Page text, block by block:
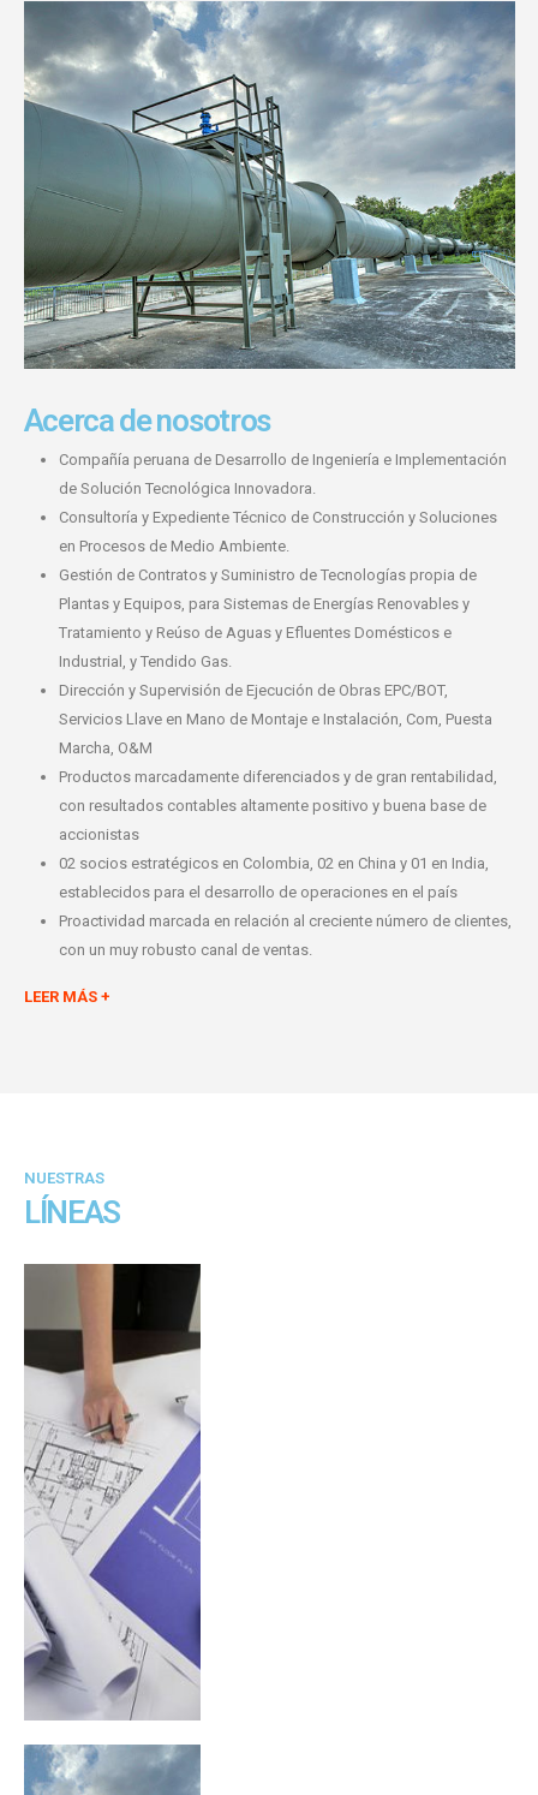
Acerca de nosotros
Compañía peruana de Desarrollo de Ingeniería e Implementación
de Solución Tecnológica Innovadora.
Consultoría y Expediente Técnico de Construcción y Soluciones
en Procesos de Medio Ambiente.
Gestión de Contratos y Suministro de Tecnologías propia de
Plantas y Equipos, para Sistemas de Energías Renovables y
Tratamiento y Reúso de Aguas y Efluentes Domésticos e
Industrial, y Tendido Gas.
Dirección y Supervisión de Ejecución de Obras EPC/BOT,
Servicios Llave en Mano de Montaje e Instalación, Com, Puesta
Marcha, O&M
Productos marcadamente diferenciados y de gran rentabilidad,
con resultados contables altamente positivo y buena base de
accionistas
02 socios estratégicos en Colombia, 02 en China y 01 en India,
establecidos para el desarrollo de operaciones en el país
Proactividad marcada en relación al creciente número de clientes,
con un muy robusto canal de ventas.
LEER MÁS +
NUESTRAS
LÍNEAS